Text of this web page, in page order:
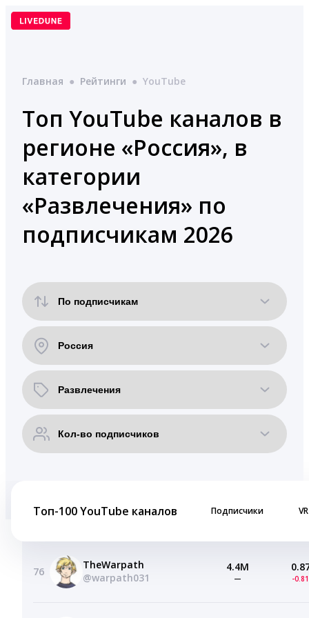
Перейти
Главная ● Рейтинги ● YouTube
Топ YouTube каналов в
регионе «Россия», в
категории
«Развлечения» по
подписчикам 2026
Топ-100 YouTube каналов Подписчики VR
76
TheWarpath
@warpath031
4.4M
— -